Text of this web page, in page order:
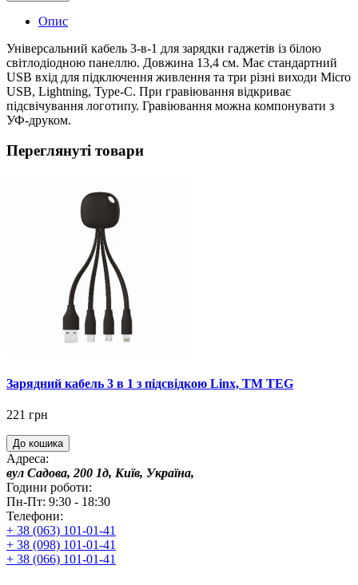
Опис
Універсальний кабель 3-в-1 для зарядки гаджетів із білою
світлодіодною панеллю. Довжина 13,4 см. Має стандартний
USB вхід для підключення живлення та три різні виходи Micro
USB, Lightning, Type-C. При гравіювання відкриває
підсвічування логотипу. Гравіювання можна компонувати з
УФ-друком.
Переглянуті товари
Зарядний кабель 3 в 1 з підсвідкою Linx, ТМ TEG
221 грн
До кошика
Адреса:
вул Садова, 200 1д, Київ, Україна,
Години роботи:
Пн-Пт: 9:30 - 18:30
Телефони:
+ 38 (063) 101-01-41
+ 38 (098) 101-01-41
+ 38 (066) 101-01-41